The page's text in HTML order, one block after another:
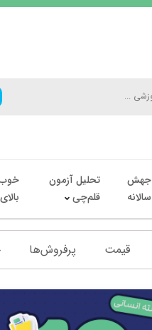
جهش
سالانه
تحلیل آزمون
قلم‌چی
خوب
بالای
قیمت پرفروش‌ها